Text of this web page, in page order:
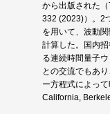
から出版された
332 (2023)）。2
を用いて、波動
計算した。国内
る連続時間量子
との交流でもあ
ー方程式によっ
California,